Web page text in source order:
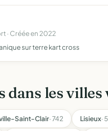
· Créée en 2022
sur terre kart cross
dans les villes
Saint-Clair· 742 Lisieux·